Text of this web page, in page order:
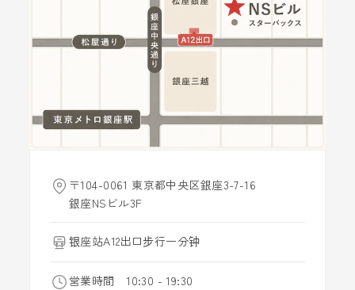
〒104-0061 東京都中央区銀座3-7-16
銀座NSビル3F
银座站A12出口步行一分钟
営業時間 10:30 - 19:30